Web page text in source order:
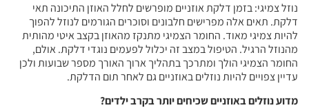
נוזל צמיגי: בזמן דלקת אוזניים מופרשים לחלל האוזן התיכונה תאי
דלקת. תאים אלה מפרישים חלבונים וסוכרים הגורמים לנוזל להפוך
להיות צמיגי מאוד. החומר הצמיגי מתנקז מהאוזן בקצב איטי מהותית
מהנוזל הרגיל. הטיפול במצב זה יכלול לפעמים נוגדי דלקת. אולם,
החומר הצמיגי הולך ומתרכך בתהליך ארוך האורך מספר שבועות ולכן
עדיין צפויים להיות נוזלים באוזניים גם לאחר תום הדלקת.
מדוע נוזלים באוזניים שכיחים יותר בקרב ילדים?